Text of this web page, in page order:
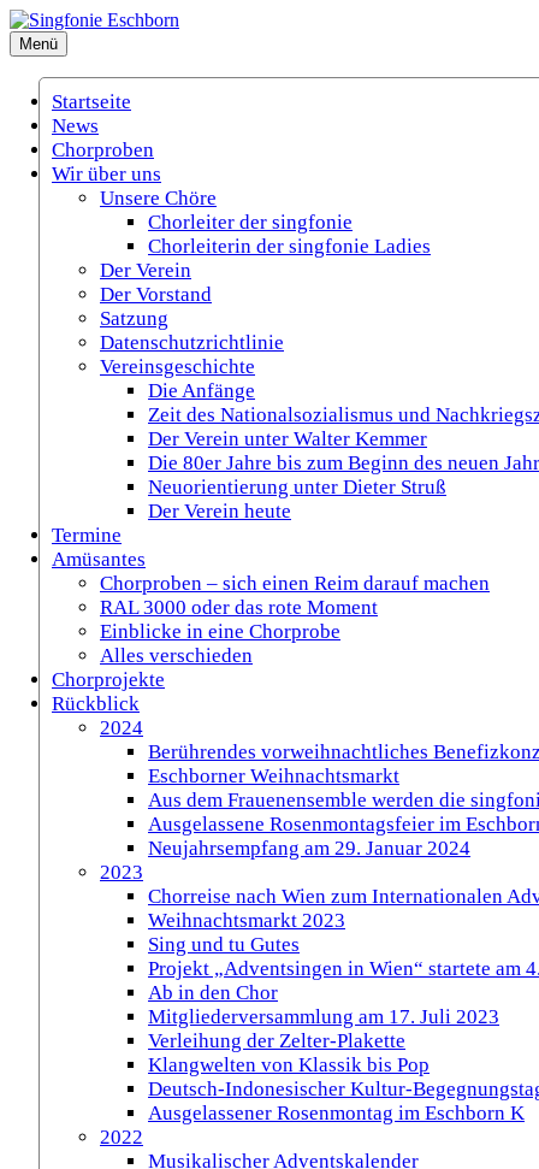
Zum
Inhalt
springen
Singfonie Eschborn
(Gemischter Chor Eschborn e.V.)
Menü
Startseite
News
Chorproben
Wir über uns
Unsere Chöre
Chorleiter der singfonie
Chorleiterin der singfonie Ladies
Der Verein
Der Vorstand
Satzung
Datenschutzrichtlinie
Vereinsgeschichte
Die Anfänge
Zeit des Nationalsozialismus und
Der Verein unter Walter Kemmer
Die 80er Jahre bis zum Beginn des neuen
Neuorientierung unter Dieter Struß
Der Verein heute
Termine
Amüsantes
Chorproben – sich einen Reim darauf machen
RAL 3000 oder das rote Moment
Einblicke in eine Chorprobe
Alles verschieden
Chorprojekte
Rückblick
2024
Berührendes vorweihnachtliches
Eschborner Weihnachtsmarkt
Aus dem Frauenensemble werden die
Ausgelassene Rosenmontagsfeier im
Neujahrsempfang am 29. Januar 2024
2023
Chorreise nach Wien zum Internationalen
Weihnachtsmarkt 2023
Sing und tu Gutes
Projekt „Adventsingen in Wien“ startete am
Ab in den Chor
Mitgliederversammlung am 17. Juli 2023
Verleihung der Zelter-Plakette
Klangwelten von Klassik bis Pop
Deutsch-Indonesischer Kultur-
Ausgelassener Rosenmontag im Eschborn K
2022
Musikalischer Adventskalender